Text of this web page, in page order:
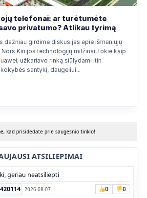
telefonai: ar turėtumėte
privatumo? Atlikau tyrimą
dažniau girdime diskusijas apie išmaniųjų
Kinijos technologijų milžinai, tokie kaip
užkariavo rinką siūlydami itin
santykį, daugeliui...
kad prisidedate prie saugesnio tinklo!
ATSILIEPIMAI
geriau neatsiliepti
2026-08-07 0 0